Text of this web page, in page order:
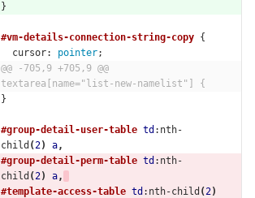
}
#vm-details-connection-string-copy {
cursor: pointer;
@@ -705,9 +705,9 @@
textarea[name="list-new-namelist"] {
}
#group-detail-user-table td :nth-
child (2) a,
#group-detail-perm-table td :nth-
child (2) a,
#template-access-table td :nth-child (2)